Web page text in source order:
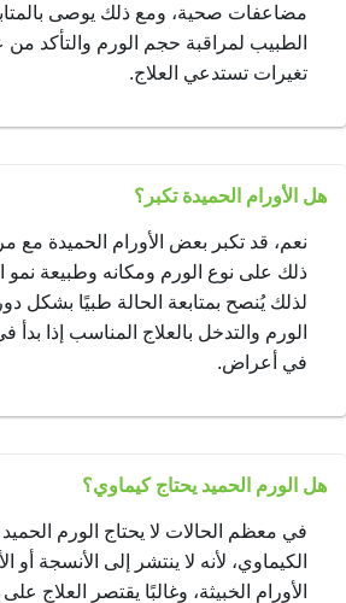
مضاعفات صحية، ومع ذلك يوصى
الطبيب لمراقبة حجم الورم والتأكد
تغيرات تستدعي العلاج.
هل الأورام الحميدة تكبر؟
نعم، قد تكبر بعض الأورام الحميدة مع
ذلك على نوع الورم ومكانه وطبيعة نمو
لذلك يُنصح بمتابعة الحالة طبيًا بشكل
الورم والتدخل بالعلاج المناسب إذا بدأ
في أعراض.
هل الورم الحميد يحتاج كيماوي؟
في معظم الحالات لا يحتاج الورم الحميد
الكيماوي، لأنه لا ينتشر إلى الأنسجة أو
الأورام الخبيثة، وغالبًا يقتصر العلاج